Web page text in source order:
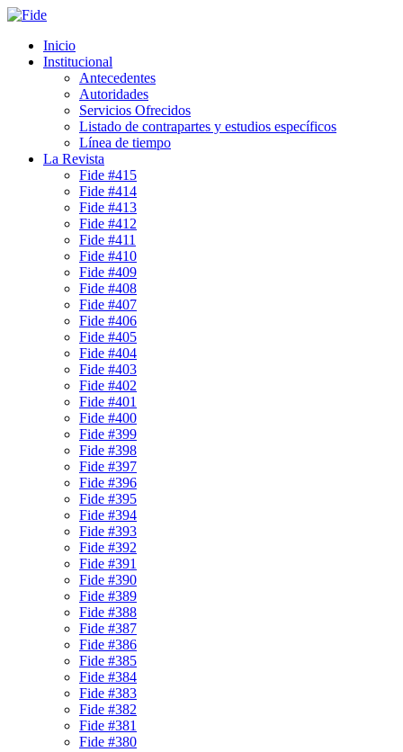
Inicio
Institucional
Antecedentes
Autoridades
Servicios Ofrecidos
Listado de contrapartes y estudios específicos
Línea de tiempo
La Revista
Fide #415
Fide #414
Fide #413
Fide #412
Fide #411
Fide #410
Fide #409
Fide #408
Fide #407
Fide #406
Fide #405
Fide #404
Fide #403
Fide #402
Fide #401
Fide #400
Fide #399
Fide #398
Fide #397
Fide #396
Fide #395
Fide #394
Fide #393
Fide #392
Fide #391
Fide #390
Fide #389
Fide #388
Fide #387
Fide #386
Fide #385
Fide #384
Fide #383
Fide #382
Fide #381
Fide #380